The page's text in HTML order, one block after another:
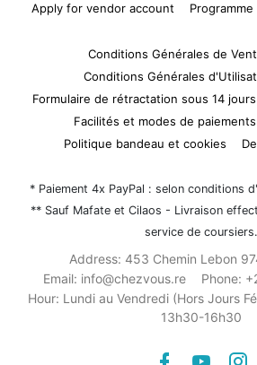
Apply for vendor account
Conditions Générales de
Conditions Générales
Formulaire de rétractation sous 14 jours
Facilités et modes de
Politique bandeau et cookies
* Paiement 4x PayPal : selon conditions
** Sauf Mafate et Cilaos - Livraison
service de coursiers.
Address: 453 Chemin Lebon
Email: info@chezvous.re Phone:
Hour: Lundi au Vendredi (Hors Jours
13h30-16h30